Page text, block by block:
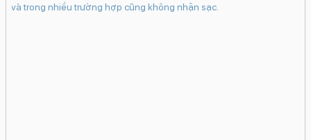
và trong nhiều trường hợp cũng không nhận sạc.